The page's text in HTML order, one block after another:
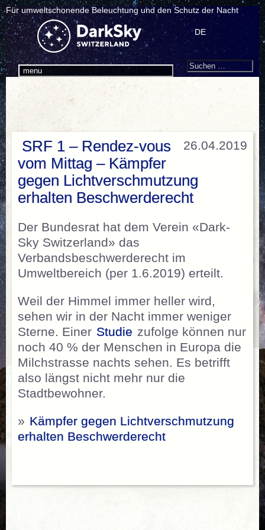
Für umweltschonende Beleuchtung und den Schutz der Nacht
menu
DE
Search
Suchen
26.04.2019
SRF 1 – Rendez-vous
vom Mittag – Kämpfer
gegen Lichtverschmutzung
erhalten Beschwerderecht
Der Bundesrat hat dem Verein «Dark-
Sky Switzerland» das
Verbandsbeschwerderecht im
Umweltbereich (per 1.6.2019) erteilt.
Weil der Himmel immer heller wird,
sehen wir in der Nacht immer weniger
Sterne. Einer Studie zufolge können nur
noch 40 % der Menschen in Europa die
Milchstrasse nachts sehen. Es betrifft
also längst nicht mehr nur die
Stadtbewohner.
» Kämpfer gegen Lichtverschmutzung
erhalten Beschwerderecht